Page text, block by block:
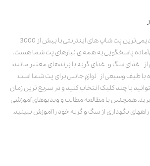
پت استور به عنوان یکی از قدیمی‌ترین پت شاپ های اینترنتی با بیش از 3000
آماده پاسخگویی به همه ی نیازهای پت شما هست.
غذای سگ و غذای گربه با برندهای معتبر مانند:
با طیف وسیعی از لوازم جانبی برای پت شما است.
با چند کلیک انتخاب کنید و در سریع ترین زمان
همچنین با مطالعه مطالب و ویدیوهای آموزشی
نگهداری از سگ و گربه خود را آموزش ببینید.